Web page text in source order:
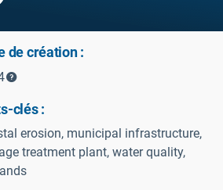
de création :
clés :
erosion, municipal infrastructure,
treatment plant, water quality,